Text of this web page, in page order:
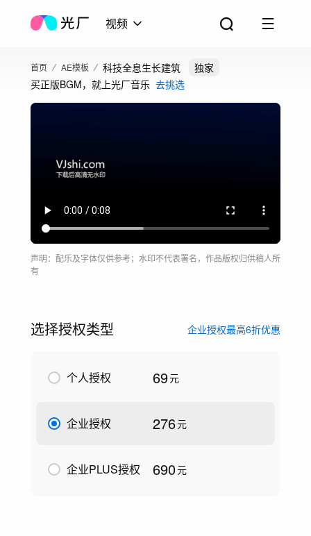
视频
首页 AE模板 科技全息生长建筑
独家
买正版BGM，就上光厂音乐 去挑选
声明：配乐及字体仅供参考；水印不代表署名，作品版权归供稿人所
有
选择授权类型 企业授权最高6折优惠
个人授权 69元
企业授权 276元
企业PLUS授权 690元